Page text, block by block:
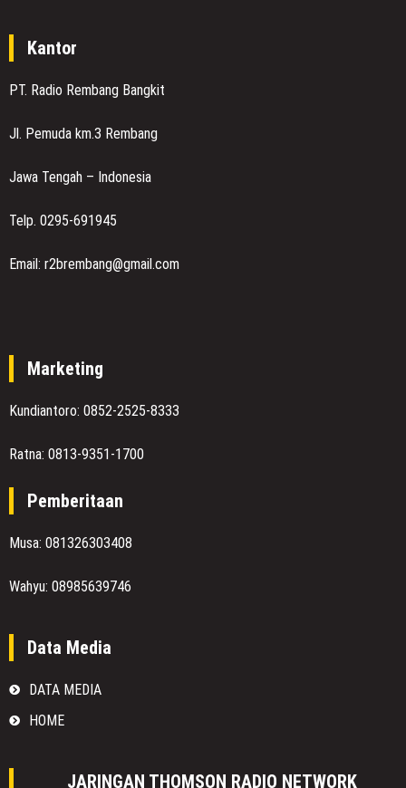
Kantor
PT. Radio Rembang Bangkit
Jl. Pemuda km.3 Rembang
Jawa Tengah – Indonesia
Telp. 0295-691945
Email: r2brembang@gmail.com
Marketing
Kundiantoro: 0852-2525-8333
Ratna: 0813-9351-1700
Pemberitaan
Musa: 081326303408
Wahyu: 08985639746
Data Media
DATA MEDIA
HOME
JARINGAN THOMSON RADIO NETWORK